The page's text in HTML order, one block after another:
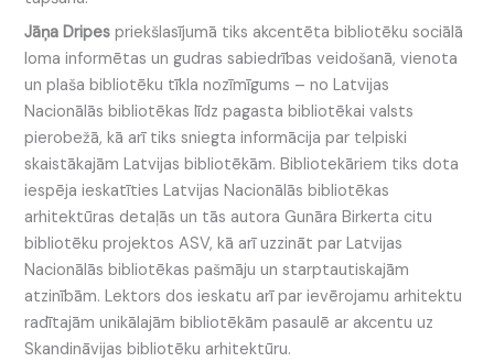
Jāņa Dripes priekšlasījumā tiks akcentēta bibliotēku sociālā
loma informētas un gudras sabiedrības veidošanā, vienota
un plaša bibliotēku tīkla nozīmīgums – no Latvijas
Nacionālās bibliotēkas līdz pagasta bibliotēkai valsts
pierobežā, kā arī tiks sniegta informācija par telpiski
skaistākajām Latvijas bibliotēkām. Bibliotekāriem tiks dota
iespēja ieskatīties Latvijas Nacionālās bibliotēkas
arhitektūras detaļās un tās autora Gunāra Birkerta citu
bibliotēku projektos ASV, kā arī uzzināt par Latvijas
Nacionālās bibliotēkas pašmāju un starptautiskajām
atzinībām. Lektors dos ieskatu arī par ievērojamu arhitektu
radītajām unikālajām bibliotēkām pasaulē ar akcentu uz
Skandināvijas bibliotēku arhitektūru.